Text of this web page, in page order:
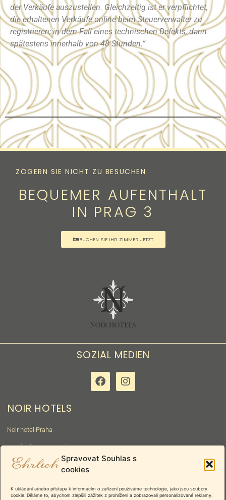
Spravovat Souhlas s
cookies
K ukládání a/nebo přístupu k informacím o zařízení používáme technologie, jako jsou soubory
cookie. Děláme to, abychom zlepšili zážitek z prohlížení a zobrazovali personalizované reklamy.
der Verkäufe auszustellen. Gleichzeitig ist er verpflichtet,
die erhaltenen Verkäufe online beim Steuerverwalter zu
registrieren; in dem Fall eines technischen Defekts, dann
spätestens innerhalb von 48 Stunden.“
ZÖGERN SIE NICHT ZU BESUCHEN
BEQUEMER AUFENTHALT
IN PRAG 3
BUCHEN SIE IHR ZIMMER JETZT
SOZIAL MEDIEN
NOIR HOTELS
Noir hotel Praha
Hotel White Lion Praha
Hotel Leon Praha